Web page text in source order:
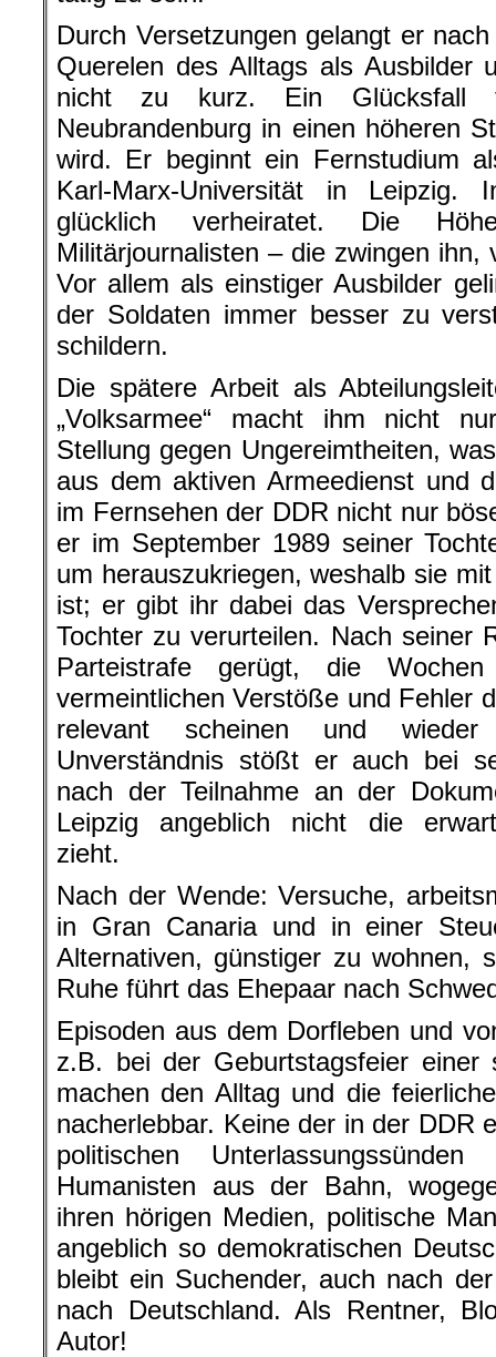
Durch Versetzungen gelangt er
Querelen des Alltags als Ausbilder
nicht zu kurz. Ein
Neubrandenburg in einen höheren
wird. Er beginnt ein Fernstudium
Karl-Marx-Universität in Leipzig.
glücklich verheiratet. Die
Militärjournalisten – die zwingen ihn,
Vor allem als einstiger Ausbilder
der Soldaten immer besser zu
schildern.
Die spätere Arbeit als
„Volksarmee“ macht ihm nicht
Stellung gegen Ungereimtheiten,
aus dem aktiven Armeedienst und
im Fernsehen der DDR nicht nur
er im September 1989 seiner
um herauszukriegen, weshalb sie
ist; er gibt ihr dabei das
Tochter zu verurteilen. Nach seiner
Parteistrafe gerügt, die
vermeintlichen Verstöße und Fehler
relevant scheinen und
Unverständnis stößt er auch bei
nach der Teilnahme an der
Leipzig angeblich nicht die
zieht.
Nach der Wende: Versuche,
in Gran Canaria und in einer
Alternativen, günstiger zu wohnen,
Ruhe führt das Ehepaar nach
Episoden aus dem Dorfleben und
z.B. bei der Geburtstagsfeier einer
machen den Alltag und die
nacherlebbar. Keine der in der DDR
politischen
Humanisten aus der Bahn,
ihren hörigen Medien, politische
angeblich so demokratischen
bleibt ein Suchender, auch nach
nach Deutschland. Als Rentner,
Autor!